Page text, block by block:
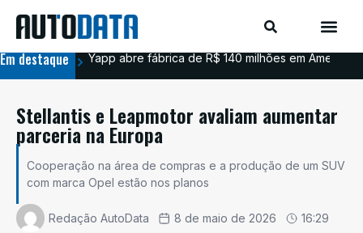
Em destaque Yapp abre fábrica de R$ 140 milhões em
Stellantis e Leapmotor avaliam aumentar
parceria na Europa
Cooperação na área de compras e a produção de um SUV
com marca Opel estão nos planos
Redação AutoData 8 de maio de 2026
16:29